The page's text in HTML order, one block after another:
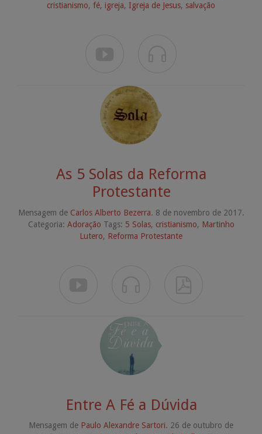
cristianismo, fé, igreja, Igreja de Jesus, salvação
As 5 Solas da Reforma
Protestante
Mensagem de Carlos Alberto Bezerra. 8 de novembro de 2017.
Categoria: Adoração Tags: 5 Solas, cristianismo, Martinho
Lutero, Reforma Protestante
Entre A Fé a Dúvida
Mensagem de Paulo Alexandre Sartori. 26 de outubro de